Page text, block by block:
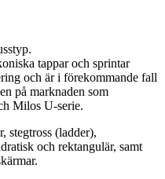
tappar och sprintar
och är i förekommande fall
på marknaden som
Milos U-serie.
stegtross (ladder),
och rektangulär, samt